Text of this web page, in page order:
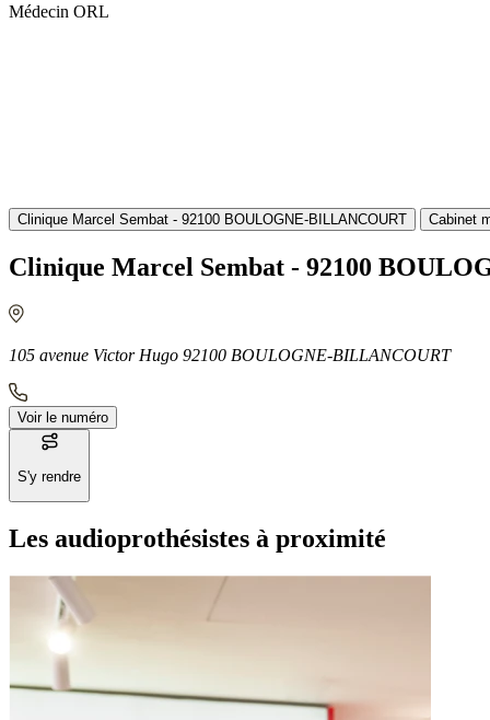
Médecin ORL
Clinique Marcel Sembat - 92100 BOULOGNE-BILLANCOURT Cabinet
Clinique Marcel Sembat - 92100
105 avenue Victor Hugo 92100 BOULOGNE-BILLANCOURT
Voir le numéro
S'y rendre
Les audioprothésistes à proximité